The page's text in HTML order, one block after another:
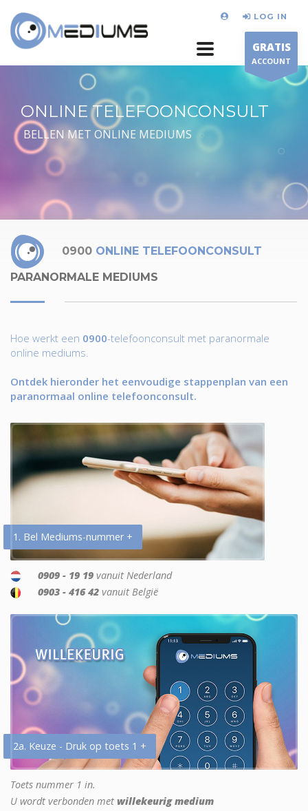
LOG IN
GRATIS
ACCOUNT
ONLINE TELEFOONCONSULT
BELLEN MET ONLINE MEDIUMS
0900 ONLINE TELEFOONCONSULT
PARANORMALE MEDIUMS
Hoe werkt een 0900-telefoonconsult met paranormale
online mediums.
Ontdek hieronder het eenvoudige stappenplan van een
paranormaal online telefoonconsult.
1. Bel Mediums-nummer +
0909 - 19 19 vanuit Nederland
0903 - 416 42 vanuit België
2a. Keuze - Druk op toets 1 +
Toets nummer 1 in.
U wordt verbonden met willekeurig medium